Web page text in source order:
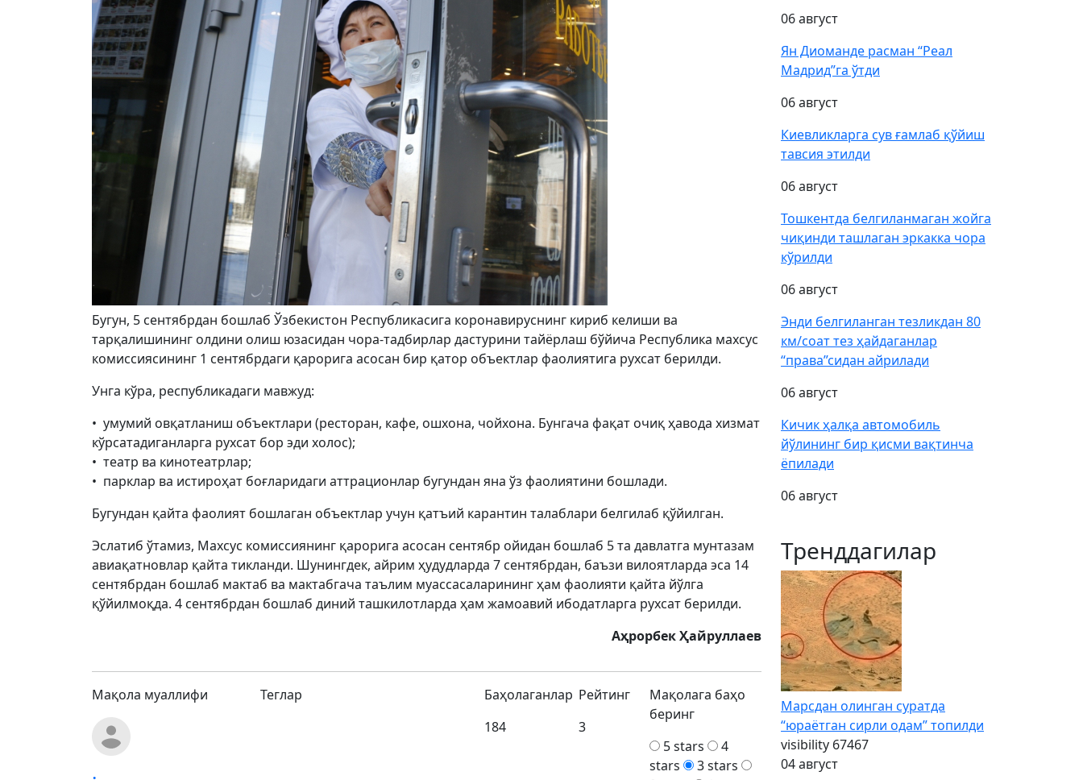
Бугун, 5 сентябрдан бошлаб Ўзбекистон Республикасига коронавируснинг кириб келиши ва
тарқалишининг олдини олиш юзасидан чора-тадбирлар дастурини тайёрлаш бўйича Республика махсус
комиссиясининг 1 сентябрдаги қарорига асосан бир қатор объектлар фаолиятига рухсат берилди.
Унга кўра, республикадаги мавжуд:
• умумий овқатланиш объектлари (ресторан, кафе, ошхона, чойхона. Бунгача фақат очиқ ҳавода хизмат
кўрсатадиганларга рухсат бор эди холос);
• театр ва кинотеатрлар;
• парклар ва истироҳат боғларидаги аттрационлар бугундан яна ўз фаолиятини бошлади.
Бугундан қайта фаолият бошлаган объектлар учун қатъий карантин талаблари белгилаб қўйилган.
Эслатиб ўтамиз, Махсус комиссиянинг қарорига асосан сентябр ойидан бошлаб 5 та давлатга мунтазам
авиақатновлар қайта тикланди. Шунингдек, айрим ҳудудларда 7 сентябрдан, баъзи вилоятларда эса 14
сентябрдан бошлаб мактаб ва мактабгача таълим муассасаларининг ҳам фаолияти қайта йўлга
қўйилмоқда. 4 сентябрдан бошлаб диний ташкилотларда ҳам жамоавий ибодатларга рухсат берилди.
Aҳрорбек Ҳайруллаев
Мақола муаллифи
.
Теглар
Баҳолаганлар
184
Рейтинг
3
Мақолага баҳо
беринг
5 stars
4
stars
3 stars
06 август
Ян Диоманде расман “Реал
Мадрид”га ўтди
06 август
Киевликларга сув ғамлаб қўйиш
тавсия этилди
06 август
Тошкентда белгиланмаган жойга
чиқинди ташлаган эркакка чора
кўрилди
06 август
Энди белгиланган тезликдан 80
км/соат тез ҳайдаганлар
“права”сидан айрилади
06 август
Кичик ҳалқа автомобиль
йўлининг бир қисми вақтинча
ёпилади
06 август
Тренддагилар
Марсдан олинган суратда
“юраётган сирли одам” топилди
visibility 67467
04 август